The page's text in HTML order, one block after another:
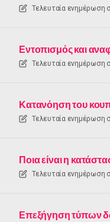
Τελευταία ενημέρωση
Εντοπισμός και
Τελευταία ενημέρωση
Κατανόηση του
Τελευταία ενημέρωση
Ποια είναι η
Τελευταία ενημέρωση
Επεξήγηση τύπων